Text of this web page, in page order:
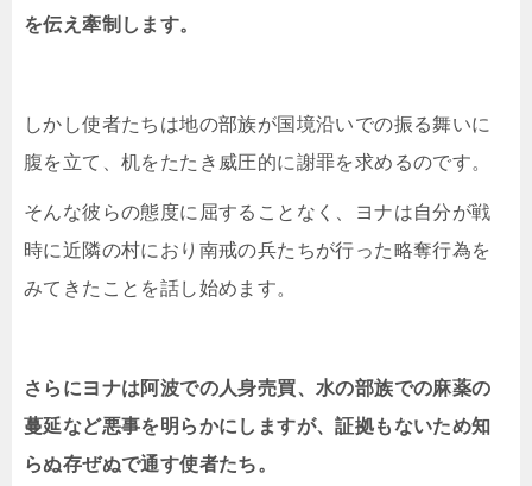
を伝え牽制します。
しかし使者たちは地の部族が国境沿いでの振る舞いに
腹を立て、机をたたき威圧的に謝罪を求めるのです。
そんな彼らの態度に屈することなく、ヨナは自分が戦
時に近隣の村におり南戒の兵たちが行った略奪行為を
みてきたことを話し始めます。
さらにヨナは阿波での人身売買、水の部族での麻薬の
蔓延など悪事を明らかにしますが、証拠もないため知
らぬ存ぜぬで通す使者たち。